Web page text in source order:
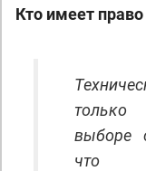
Кто имеет
только
выборе
что